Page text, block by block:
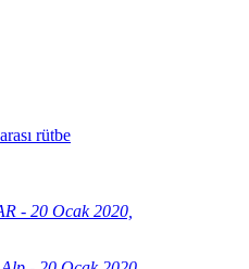
rütbe
- 20 Ocak 2020,